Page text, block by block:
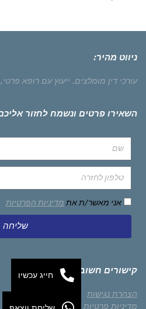
ניווט מהיר:
עורכי דין מומלצים. ייעוץ עם רופא פרטי,
השאירו פרטים ונשמח לחזור
אני מאשר/ת את מדיניות הפרטיות
שליחה
קישורים חשובים
הצהרת נגישות
מדיניות פרטיות
חייג עכשיו